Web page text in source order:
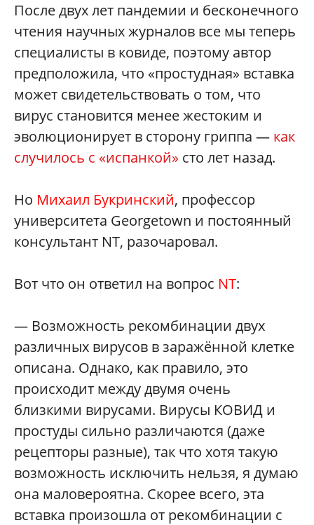
После двух лет пандемии и бесконечного
чтения научных журналов все мы теперь
специалисты в ковиде, поэтому автор
предположила, что «простудная» вставка
может свидетельствовать о том, что
вирус становится менее жестоким и
эволюционирует в сторону гриппа — как
случилось с «испанкой» сто лет назад.
Но Михаил Букринский, профессор
университета Georgetown и постоянный
консультант NT, разочаровал.
Вот что он ответил на вопрос NT:
— Возможность рекомбинации двух
различных вирусов в заражённой клетке
описана. Однако, как правило, это
происходит между двумя очень
близкими вирусами. Вирусы КОВИД и
простуды сильно различаются (даже
рецепторы разные), так что хотя такую
возможность исключить нельзя, я думаю
она маловероятна. Скорее всего, эта
вставка произошла от рекомбинации с